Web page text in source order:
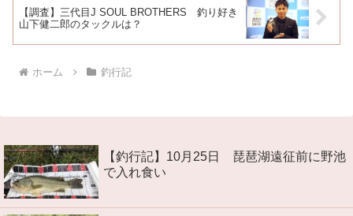
【調査】三代目J SOUL BROTHERS 釣り好き
山下健二郎のタックルは？
ホーム 釣行記
【釣行記】10月25日 琵琶湖遠征前に野池
で入れ食い